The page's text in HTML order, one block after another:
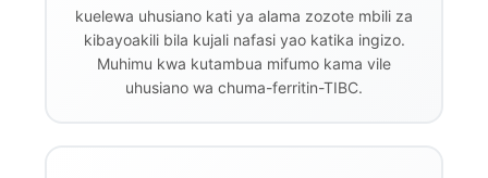
kuelewa uhusiano kati ya alama zozote mbili za
kibayoakili bila kujali nafasi yao katika ingizo.
Muhimu kwa kutambua mifumo kama vile
uhusiano wa chuma-ferritin-TIBC.
Íslenska
Српски језик
Svenska